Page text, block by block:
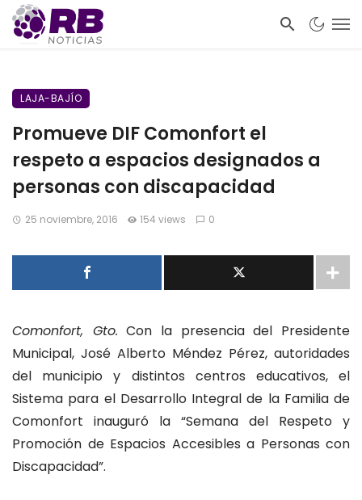
LAJA-BAJÍO
Promueve DIF Comonfort el
respeto a espacios designados a
personas con discapacidad
25 noviembre, 2016 154 views 0
Comonfort, Gto. Con la presencia del Presidente
Municipal, José Alberto Méndez Pérez, autoridades
del municipio y distintos centros educativos, el
Sistema para el Desarrollo Integral de la Familia de
Comonfort inauguró la “Semana del Respeto y
Promoción de Espacios Accesibles a Personas con
Discapacidad”.